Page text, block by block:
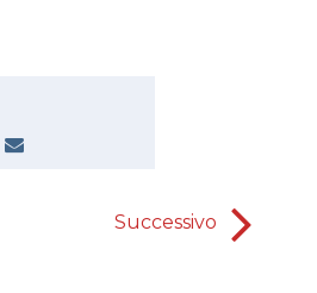
Successivo
del